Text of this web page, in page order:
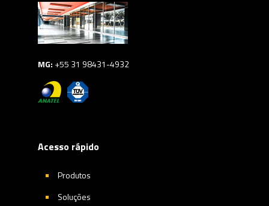
MG: +55 31 98431-4932
Acesso rápido
Produtos
Soluções